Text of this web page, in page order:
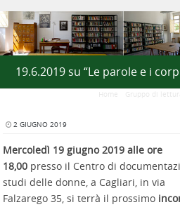
Skip to content
19.6.2019 su “Le parole e i
Home Gruppo di
2 GIUGNO 2019
Mercoledì 19 giugno 2019 alle ore
18,00 presso il Centro di
studi delle donne, a Cagliari, in via
Falzarego 35, si terrà il prossimo